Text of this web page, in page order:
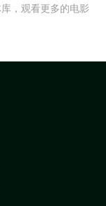
，观看更多的电影